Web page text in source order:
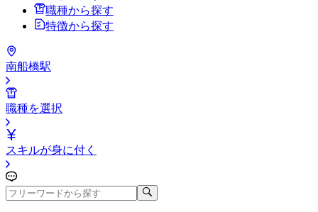
職種から探す
特徴から探す
南船橋駅
職種を選択
スキルが身に付く